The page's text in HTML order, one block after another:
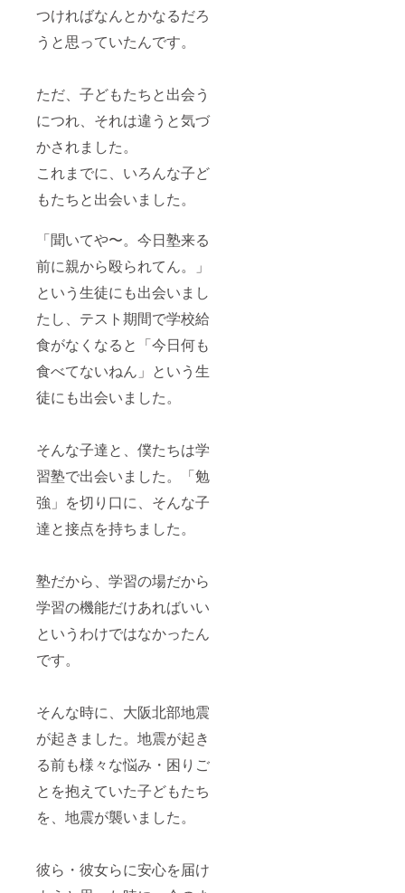
つければなんとかなるだろ
うと思っていたんです。
ただ、子どもたちと出会う
につれ、それは違うと気づ
かされました。
これまでに、いろんな子ど
もたちと出会いました。
「聞いてや〜。今日塾来る
前に親から殴られてん。」
という生徒にも出会いまし
たし、テスト期間で学校給
食がなくなると「今日何も
食べてないねん」という生
徒にも出会いました。
そんな子達と、僕たちは学
習塾で出会いました。「勉
強」を切り口に、そんな子
達と接点を持ちました。
塾だから、学習の場だから
学習の機能だけあればいい
というわけではなかったん
です。
そんな時に、大阪北部地震
が起きました。地震が起き
る前も様々な悩み・困りご
とを抱えていた子どもたち
を、地震が襲いました。
彼ら・彼女らに安心を届け